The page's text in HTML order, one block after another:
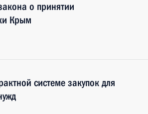
о принятии
Крым
системе закупок для